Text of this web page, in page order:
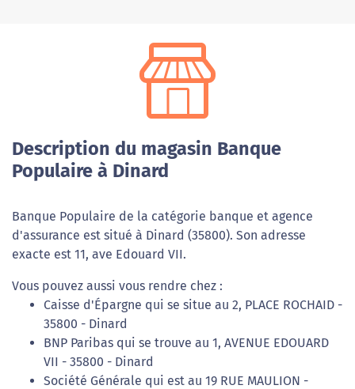
Description du magasin Banque
Populaire à Dinard
Banque Populaire de la catégorie banque et agence
d'assurance est situé à Dinard (35800). Son adresse
exacte est 11, ave Edouard VII.
Vous pouvez aussi vous rendre chez :
Caisse d'Épargne qui se situe au 2, PLACE ROCHAID -
35800 - Dinard
BNP Paribas qui se trouve au 1, AVENUE EDOUARD
VII - 35800 - Dinard
Société Générale qui est au 19 RUE MAULION -